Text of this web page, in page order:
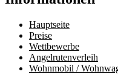
Hauptseite
Preise
Wettbewerbe
Angelrutenverleih
Wohnmobil /